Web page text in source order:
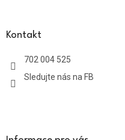
Kontakt
702 004 525
Sledujte nás na FB